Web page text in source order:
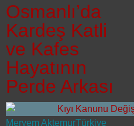
Osmanlı’da
Kardeş Katli
ve Kafes
Hayatının
Perde Arkası
Meryem AktemurTürkiye